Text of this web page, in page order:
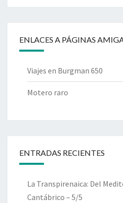
ENLACES A PÁGINAS
Viajes en Burgman 650
Motero raro
ENTRADAS RECIENTES
La Transpirenaica: Del
Cantábrico – 5/5